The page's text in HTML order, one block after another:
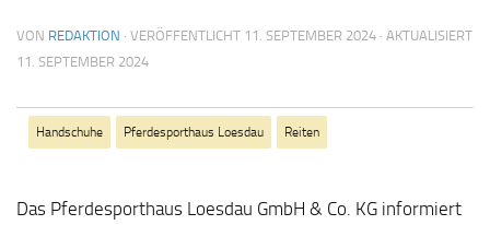
VON REDAKTION · VERÖFFENTLICHT 11. SEPTEMBER 2024 · AKTUALISIERT
11. SEPTEMBER 2024
Handschuhe Pferdesporthaus Loesdau Reiten
Das Pferdesporthaus Loesdau GmbH & Co. KG informiert